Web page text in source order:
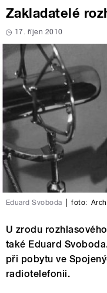
Zakladatelé
17. říjen 2010
Eduard Svoboda foto:
U zrodu
také Eduard
při pobytu ve
radiotelefonii.